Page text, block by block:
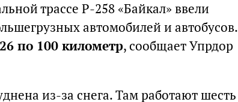
трассе Р-258 «Байкал» ввели
автомобилей и автобусов.
по 100 километр, сообщает Упрдор
из-за снега. Там работают шесть